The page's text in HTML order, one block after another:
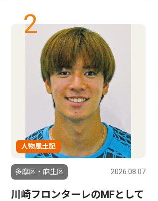
2
人物風土記
多摩区・麻生区 2026.08.07
川崎フロンターレのMFとして